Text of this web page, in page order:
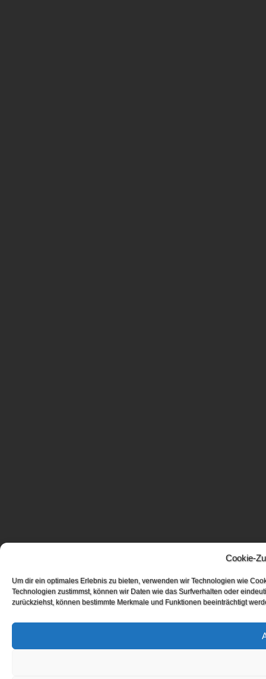
Cookie-
Um dir ein optimales Erlebnis zu bieten, verwenden wir Technologien wie
Technologien zustimmst, können wir Daten wie das Surfverhalten oder
zurückziehst, können bestimmte Merkmale und Funktionen beeinträchtigt